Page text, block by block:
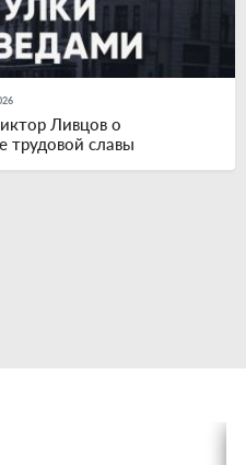
Ливцов о
трудовой славы